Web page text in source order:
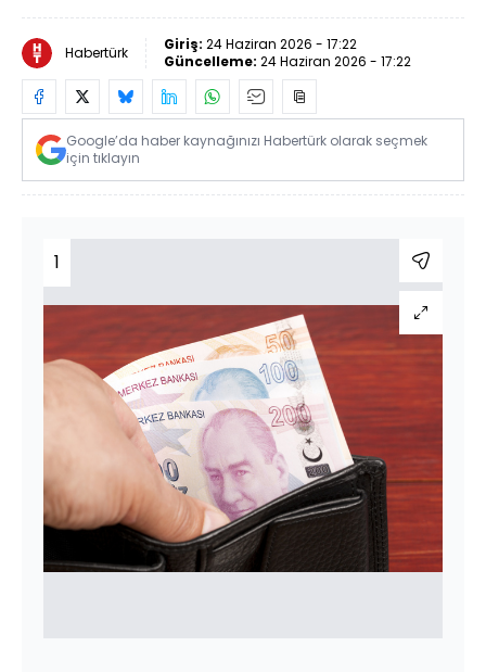
Habertürk Giriş: 24 Haziran 2026 - 17:22
Güncelleme: 24 Haziran 2026 - 17:22
Google’da haber kaynağınızı Habertürk olarak seçmek
için tıklayın
1